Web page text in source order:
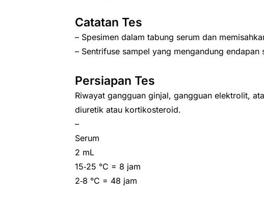
Catatan Tes
– Spesimen dalam tabung serum dan
– Sentrifuse sampel yang mengandung endapan
Persiapan Tes
Riwayat gangguan ginjal, gangguan elektrolit,
diuretik atau kortikosteroid.
–
Serum
2 mL
15‑25 °C = 8 jam
2‑8 °C = 48 jam